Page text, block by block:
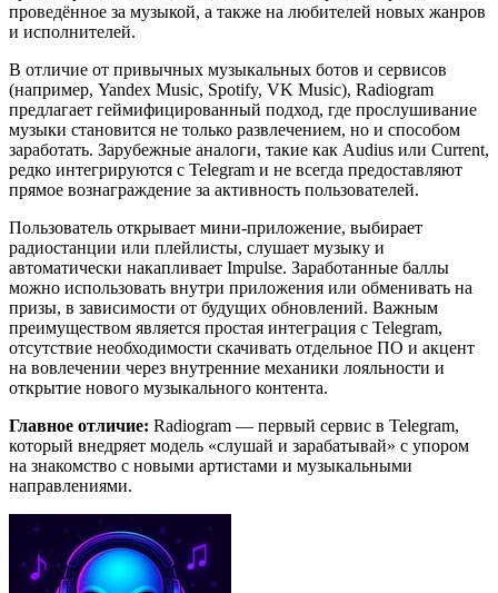
проведённое за музыкой, а также на любителей новых жанров
и исполнителей.
В отличие от привычных музыкальных ботов и сервисов
(например, Yandex Music, Spotify, VK Music), Radiogram
предлагает геймифицированный подход, где прослушивание
музыки становится не только развлечением, но и способом
заработать. Зарубежные аналоги, такие как Audius или Current,
редко интегрируются с Telegram и не всегда предоставляют
прямое вознаграждение за активность пользователей.
Пользователь открывает мини-приложение, выбирает
радиостанции или плейлисты, слушает музыку и
автоматически накапливает Impulse. Заработанные баллы
можно использовать внутри приложения или обменивать на
призы, в зависимости от будущих обновлений. Важным
преимуществом является простая интеграция с Telegram,
отсутствие необходимости скачивать отдельное ПО и акцент
на вовлечении через внутренние механики лояльности и
открытие нового музыкального контента.
Главное отличие: Radiogram — первый сервис в Telegram,
который внедряет модель «слушай и зарабатывай» с упором
на знакомство с новыми артистами и музыкальными
направлениями.